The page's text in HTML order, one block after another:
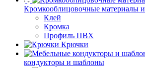
Кромкооблицовочные материалы
Клей
Кромка
Профиль ПВХ
Крючки
кондукторы и шаблоны